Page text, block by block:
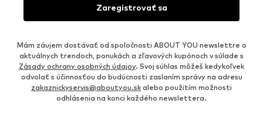
Zaregistrovať sa
Mám záujem dostávať od spoločnosti ABOUT YOU newslettre o
aktuálnych trendoch, ponukách a zľavových kupónoch v súlade s
Zásady ochrany osobných údajov. Svoj súhlas môžeš kedykoľvek
odvolať s účinnosťou do budúcnosti zaslaním správy na adresu
zakaznickyservis@aboutyou.sk alebo použitím možnosti
odhlásenia na konci každého newslettera.